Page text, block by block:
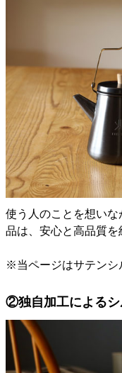
使う人のことを想い
品は、安心と高品質を
※当ページはサテンシ
②独自加工によるシ